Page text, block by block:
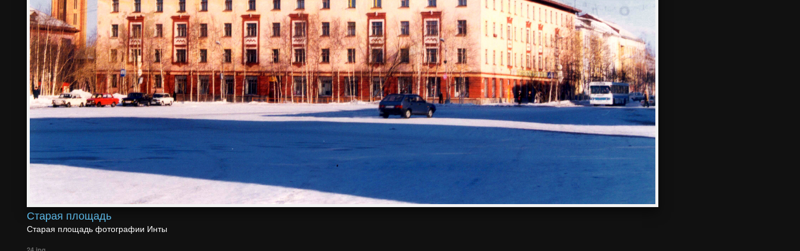
Старая площадь
Старая площадь фотографии Инты